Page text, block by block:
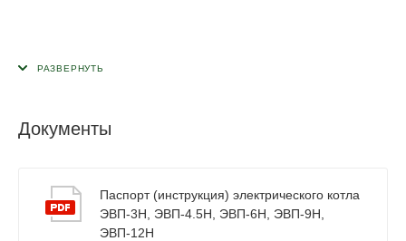
Документы
Паспорт (инструкция) электрического котла
ЭВП-3Н, ЭВП-4.5Н, ЭВП-6Н, ЭВП-9Н,
ЭВП-12Н